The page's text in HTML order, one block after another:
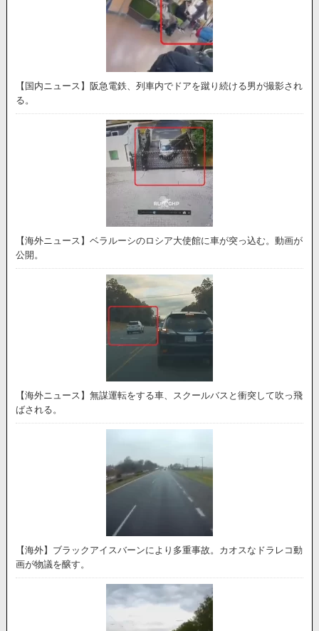
【国内ニュース】阪急電鉄、列車内でドアを蹴り続ける男が撮影され
る。
【海外ニュース】ベラルーシのロシア大使館に車が突っ込む。動画が
公開。
【海外ニュース】無謀運転をする車、スクールバスと衝突して吹っ飛
ばされる。
【海外】ブラックアイスバーンにより多重事故。カオスなドラレコ動
画が物議を醸す。